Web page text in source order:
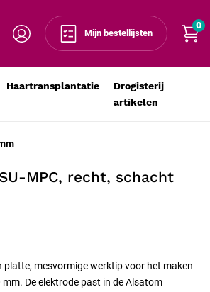
Mijn bestellijsten
0
Haartransplantatie
Drogisterij
artikelen
MPC, recht, schacht
Voeg toe aan winkelmandje
platte, mesvormige werktip voor het maken
De elektrode past in de Alsatom